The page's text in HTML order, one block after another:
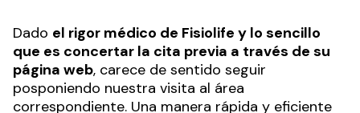
Dado el rigor médico de Fisiolife y lo sencillo
que es concertar la cita previa a través de su
página web, carece de sentido seguir
posponiendo nuestra visita al área
correspondiente. Una manera rápida y eficiente